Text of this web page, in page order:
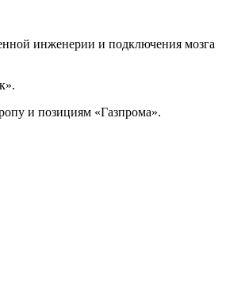
инженерии и подключения мозга
и позициям «Газпрома».